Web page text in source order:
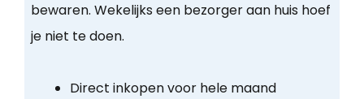
bewaren. Wekelijks een bezorger aan huis hoef
je niet te doen.
Direct inkopen voor hele maand